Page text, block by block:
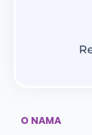
O NAMA